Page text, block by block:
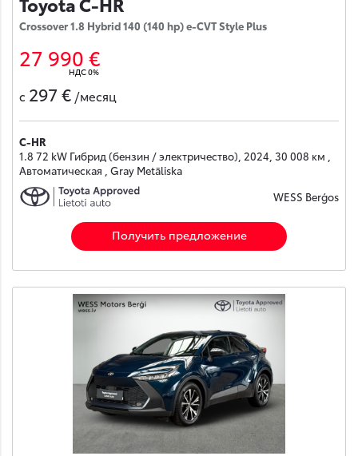
Crossover 1.8 Hybrid 140 (140 hp) e-CVT Style Plus
27 990 €
НДС 0%
с 297 € /месяц
C-HR
1.8 72 kW Гибрид (бензин / электричество), 2024, 30 008 км ,
Автоматическая , Gray Metāliska
WESS Berģos
Получить предложение